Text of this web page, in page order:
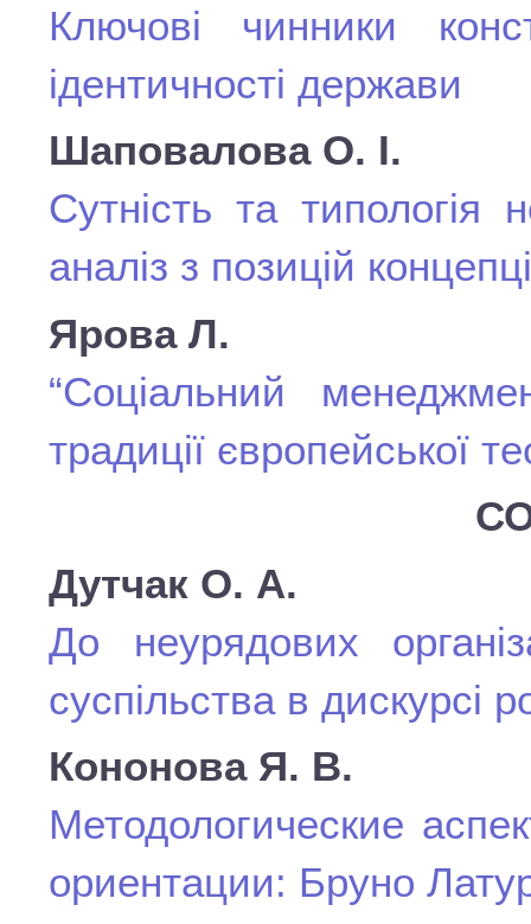
Ключові чинники
ідентичності держави
Шаповалова О. І.
Сутність та типологія
аналіз з позицій
Ярова Л.
“Соціальний
традиції європейської
Дутчак О. А.
До неурядових
суспільства в дискурсі
Кононова Я. В.
Методологические
ориентации: Бруно